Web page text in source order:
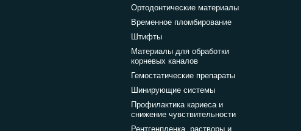
Ортодонтические материалы
Временное пломбирование
Штифты
Материалы для обработки
корневых каналов
Гемостатические препараты
Шинирующие системы
Профилактика кариеса и
снижение чувствительности
Рентгенпленка, растворы и